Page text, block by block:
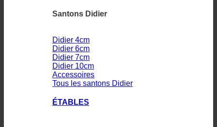
Santons Didier
Didier 4cm
Didier 6cm
Didier 7cm
Didier 10cm
Accessoires
Tous les santons Didier
ÉTABLES